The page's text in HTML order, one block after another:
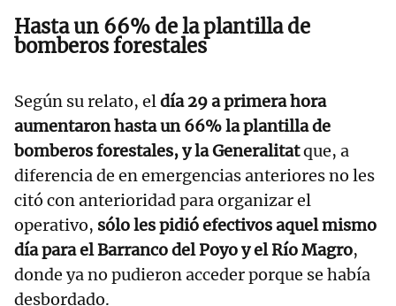
Hasta un 66% de la plantilla de
bomberos forestales
Según su relato, eldía 29 a primera hora
aumentaron hasta un 66% la plantilla de
bomberos forestales, y la Generalitatque, a
diferencia de en emergencias anteriores no les
citó con anterioridad para organizar el
operativo, sólo les pidió efectivos aquel mismo
día para el Barranco del Poyo y el Río Magro,
donde ya no pudieron acceder porque se había
desbordado.